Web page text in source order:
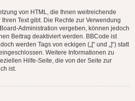
von HTML, die Ihnen weitreichende
Text gibt. Die Rechte zur Verwendung
Administration vergeben, können jedoch
Beitrag deaktiviert werden. BBCode ist
werden Tags von eckigen („[“ und „]“) statt
Weitere Informationen zu
Hilfe-Seite, die von der Seite zur
ist.